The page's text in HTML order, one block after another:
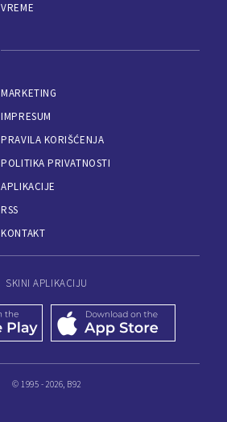
VREME
MARKETING
IMPRESUM
PRAVILA KORIŠĆENJA
POLITIKA PRIVATNOSTI
APLIKACIJE
RSS
KONTAKT
SKINI APLIKACIJU
© 1995 - 2026, B92